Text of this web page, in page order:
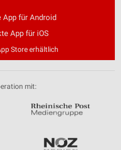
für Android
App für iOS
Store erhältlich
mit: